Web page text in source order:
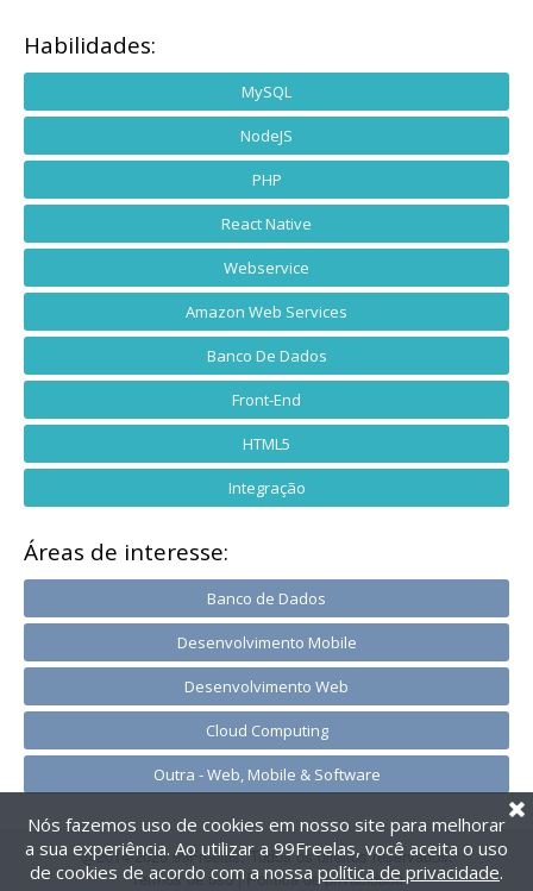
Habilidades:
MySQL
NodeJS
PHP
React Native
Webservice
Amazon Web Services
Banco De Dados
Front-End
HTML5
Integração
Áreas de interesse:
Banco de Dados
Desenvolvimento Mobile
Desenvolvimento Web
Cloud Computing
Outra - Web, Mobile & Software
@2014-2026 99Freelas. Todos os direitos reservados.
Termos de uso| Política de privacidade
Nós fazemos uso de cookies em nosso site para melhorar
a sua experiência. Ao utilizar a 99Freelas, você aceita o uso
de cookies de acordo com a nossa política de privacidade.